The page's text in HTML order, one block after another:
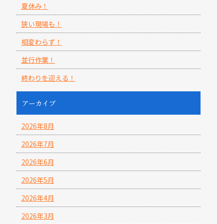
夏休み！
狭い現場も！
相変わらず！
並行作業！
終わりを迎える！
アーカイブ
2026年8月
2026年7月
2026年6月
2026年5月
2026年4月
2026年3月